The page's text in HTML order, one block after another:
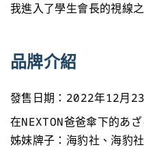
我進入了學生會長的視線
品牌介紹
發售日期：2022年12月
在NEXTON爸爸傘下的あ
姊妹牌子：海豹社、海豹